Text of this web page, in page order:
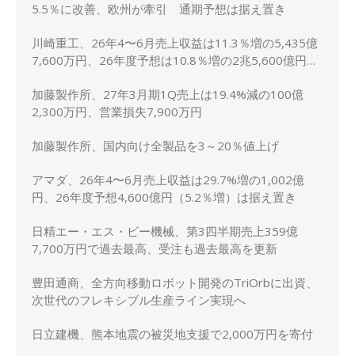
5.5％に改善、欧州が牽引 通期予想は据え置き
川崎重工、26年4〜6月売上収益は11.3％増の5,435億
7,600万円、26年度予想は10.8％増の2兆5,600億円に
加藤製作所、27年3月期1Q売上は19.4%減の100億
2,300万円、営業損失7,900万円
加藤製作所、国内向け全製品を3～20％値上げ
アマダ、26年4〜6月売上収益は29.7%増の1,002億
円、26年度予想4,600億円（5.2％増）は据え置き
日精エー・エス・ビー機械、第3四半期売上359億
7,700万円で過去最高、受注も過去最高を更新
豊田通商、全方向移動ロボット開発のTriOrbに出資、
次世代のフレキシブル生産ライン実現へ
日立建機、熊本地震の被災地支援で2,000万円を寄付